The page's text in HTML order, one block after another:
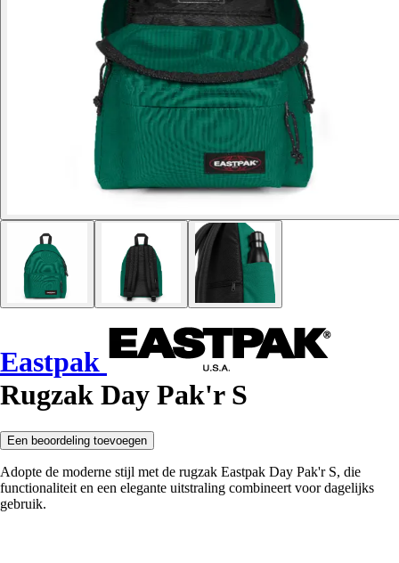
Eastpak
Rugzak Day Pak'r S
Een beoordeling toevoegen
Adopte de moderne stijl met de rugzak Eastpak Day Pak'r S, die
functionaliteit en een elegante uitstraling combineert voor dagelijks
gebruik.